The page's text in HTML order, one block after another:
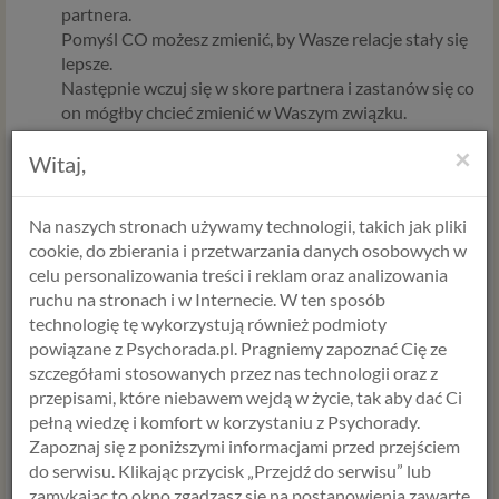
partnera.
Pomyśl CO możesz zmienić, by Wasze relacje stały się
lepsze.
Następnie wczuj się w skore partnera i zastanów się co
on mógłby chcieć zmienić w Waszym związku.
Porozmawiajcie o tym.
Pomyśl cos miłego o swoim partnerze.
Następnie zmień 1 swoje zachowanie. Obserwuj co się
będzie dziać przez 7 dni.
Zrób coś, co sprawi przyjemność Twojemu partnerowi.
Tak po prostu. I rób to systematycznie.
Przestań zrzędzić.
Psycholog przez internet
Osobom w związkach, które przechodzą poważniejsze
kryzysy, ale chcą osiągnąć szczęście w związku polecamy:
×
Witaj,
Na naszych stronach używamy technologii, takich jak pliki
cookie, do zbierania i przetwarzania danych osobowych w
celu personalizowania treści i reklam oraz analizowania
ruchu na stronach i w Internecie. W ten sposób
technologię tę wykorzystują również podmioty
powiązane z Psychorada.pl. Pragniemy zapoznać Cię ze
szczegółami stosowanych przez nas technologii oraz z
przepisami, które niebawem wejdą w życie, tak aby dać Ci
pełną wiedzę i komfort w korzystaniu z Psychorady.
Zapoznaj się z poniższymi informacjami przed przejściem
do serwisu. Klikając przycisk „Przejdź do serwisu” lub